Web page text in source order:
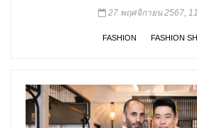
27 พฤศจิกายน 2567,
FASHION FASHION